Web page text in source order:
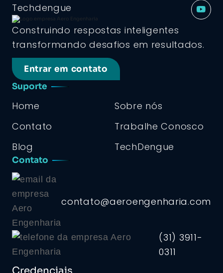
Construindo respostas inteligentes
transformando desafios em resultados.
Entrar em contato
Suporte
Home
Sobre nós
Contato
Trabalhe Conosco
Blog
TechDengue
Contato
contato@aeroengenharia.com
(31) 3911-
0311
Techdengue